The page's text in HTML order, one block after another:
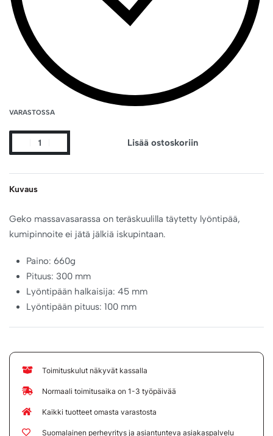
VARASTOSSA
Lisää ostoskoriin
Kuvaus
Geko massavasarassa on teräskuulilla täytetty lyöntipää,
kumipinnoite ei jätä jälkiä iskupintaan.
Paino: 660g
Pituus: 300 mm
Lyöntipään halkaisija: 45 mm
Lyöntipään pituus: 100 mm
Toimituskulut näkyvät kassalla
Normaali toimitusaika on 1-3 työpäivää
Kaikki tuotteet omasta varastosta
Suomalainen perheyritys ja asiantunteva asiakaspalvelu